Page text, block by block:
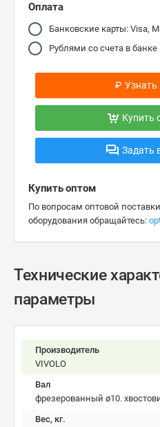
Оплата
Банковские карты: Visa,
Рублями со счета в банке
₽ Узнать
Купить
Задать
Купить оптом
По вопросам оптовой
оборудования обращайтесь:
Технические
параметры
Производитель
VIVOLO
Вал
фрезерованный ø10.
Вес, кг.